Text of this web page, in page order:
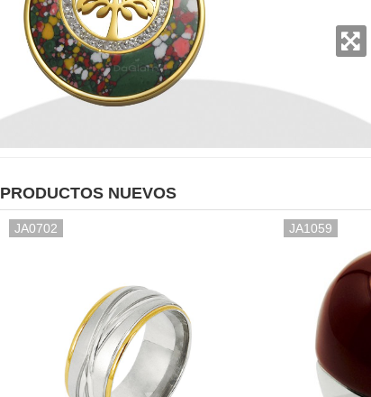
PRODUCTOS NUEVOS
JA0702 JA1059